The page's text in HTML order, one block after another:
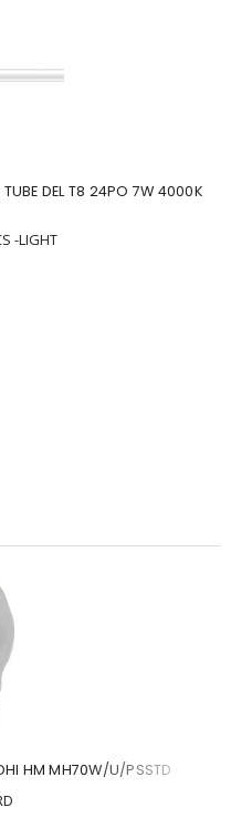
DEL T8 24PO 7W 4000K
-LIGHT
HM MH70W/U/PSSTD